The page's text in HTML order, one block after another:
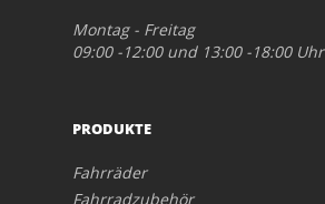
Montag - Freitag
09:00 -12:00 und 13:00 -18:00 Uhr
PRODUKTE
Fahrräder
Fahrradzubehör